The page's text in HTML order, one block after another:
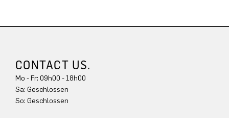
CONTACT US.
Mo - Fr: 09h00 - 18h00
Sa: Geschlossen
So: Geschlossen